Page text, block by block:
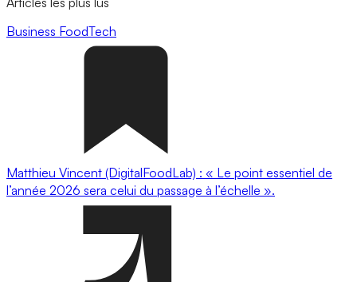
Business FoodTech
Matthieu Vincent (DigitalFoodLab) : « Le point essentiel de
l’année 2026 sera celui du passage à l’échelle ».